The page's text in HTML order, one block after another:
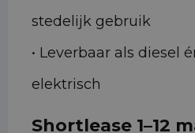
stedelijk gebruik
• Leverbaar als diesel
elektrisch
Shortlease 1–12